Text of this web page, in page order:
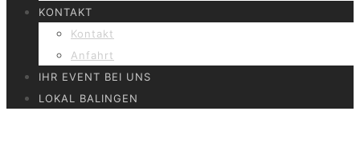
KONTAKT
Kontakt
Anfahrt
IHR EVENT BEI UNS
LOKAL BALINGEN